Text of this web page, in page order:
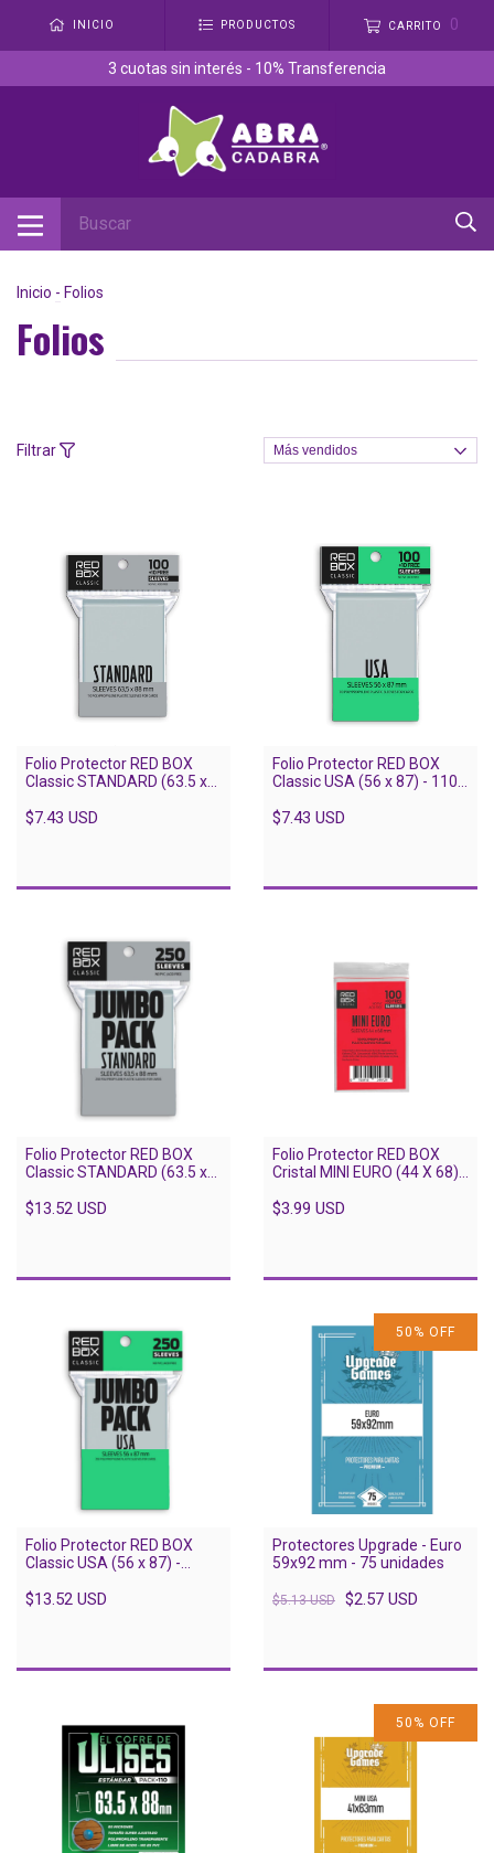
INICIO PRODUCTOS CARRITO 0
3 cuotas sin interés - 10% Transferencia
Inicio - Folios
Folios
Filtrar
Folio Protector RED BOX
Classic STANDARD (63.5 x
$7.43 USD
Folio Protector RED BOX
Classic USA (56 x 87) - 110
$7.43 USD
Folio Protector RED BOX
Classic STANDARD (63.5 x
$13.52 USD
Folio Protector RED BOX
Cristal MINI EURO (44 X 68) -
$3.99 USD
Folio Protector RED BOX
Classic USA (56 x 87) -
$13.52 USD
50 % OFF
Protectores Upgrade - Euro
59x92 mm - 75 unidades
$5.13 USD $2.57 USD
50 % OFF